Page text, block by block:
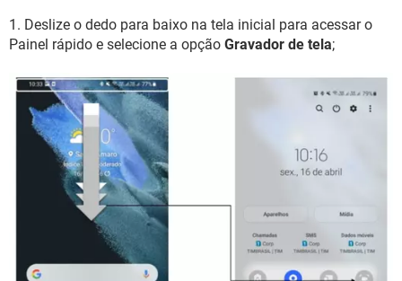
1. Deslize o dedo para baixo na tela inicial para acessar o
Painel rápido e selecione a opção Gravador de tela;